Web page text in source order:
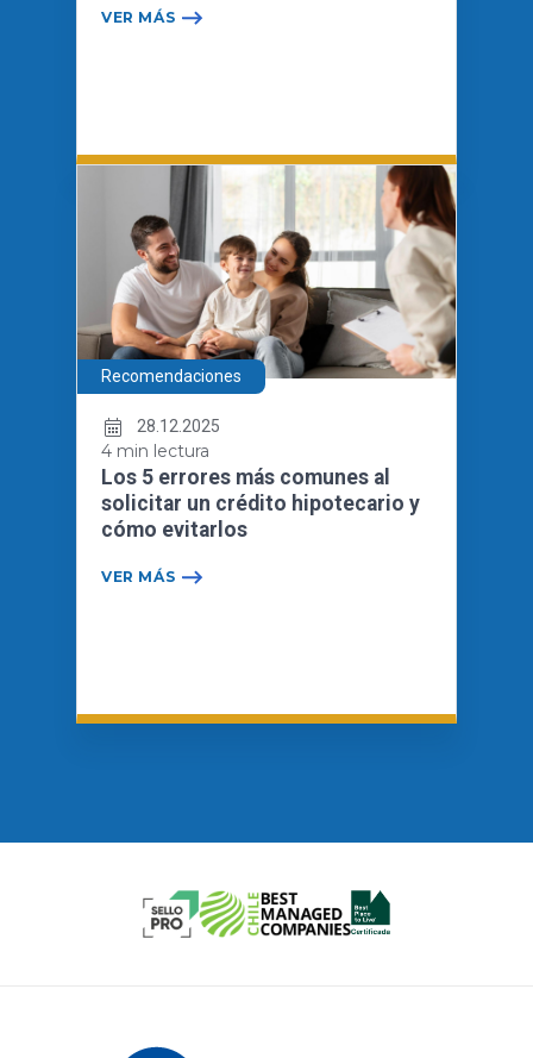
VER MÁS
Recomendaciones
28.12.2025
4 min lectura
Los 5 errores más comunes al
solicitar un crédito hipotecario y
cómo evitarlos
VER MÁS